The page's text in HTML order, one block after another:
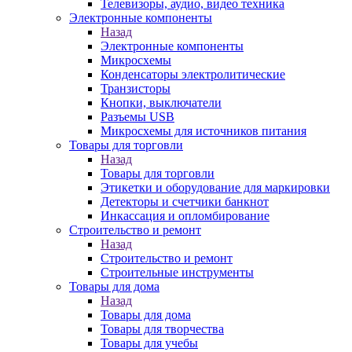
Телевизоры, аудио, видео техника
Электронные компоненты
Назад
Электронные компоненты
Микросхемы
Конденсаторы электролитические
Транзисторы
Кнопки, выключатели
Разъемы USB
Микросхемы для источников питания
Товары для торговли
Назад
Товары для торговли
Этикетки и оборудование для маркировки
Детекторы и счетчики банкнот
Инкассация и опломбирование
Строительство и ремонт
Назад
Строительство и ремонт
Строительные инструменты
Товары для дома
Назад
Товары для дома
Товары для творчества
Товары для учебы